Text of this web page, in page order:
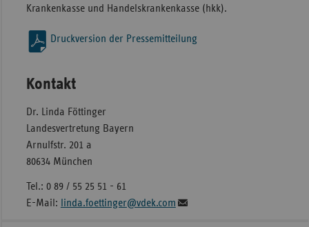
Krankenkasse und Handelskrankenkasse (hkk).
Druckversion der Pressemitteilung
Kontakt
Dr. Linda Föttinger
Landesvertretung Bayern
Arnulfstr. 201 a
80634 München
Tel.: 0 89 / 55 25 51 - 61
E-Mail:
linda.foettinger@vdek.com